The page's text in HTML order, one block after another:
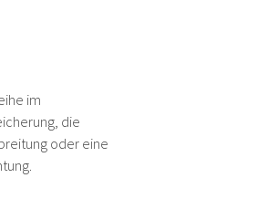
im
die
oder eine